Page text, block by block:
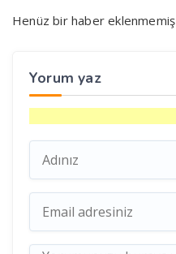
Henüz bir haber eklenmemiş
Yorum yaz